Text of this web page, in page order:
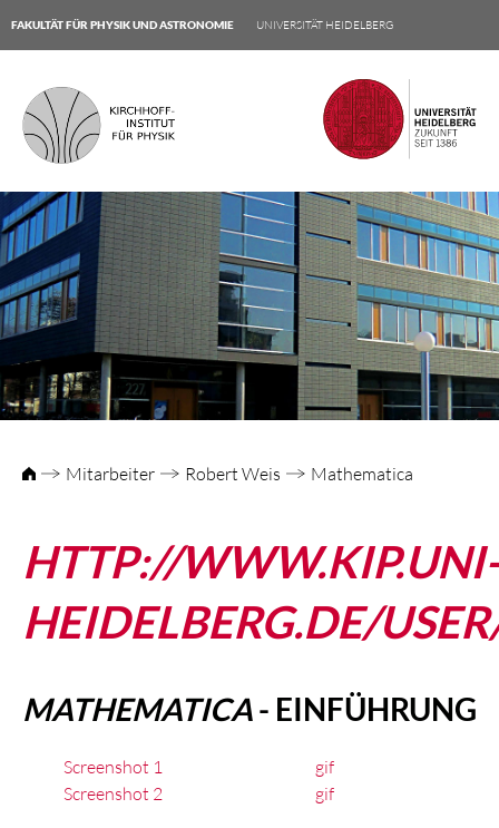
FAKULTÄT FÜR PHYSIK UND ASTRONOMIE UNIVERSITÄT HEIDELBERG
Mitarbeiter Robert Weis Mathematica
HTTP://WWW.KIP.UNI-
HEIDELBERG.DE/
MATHEMATICA- EINFÜHRUNG
Screenshot 1
gif
Screenshot 2
gif